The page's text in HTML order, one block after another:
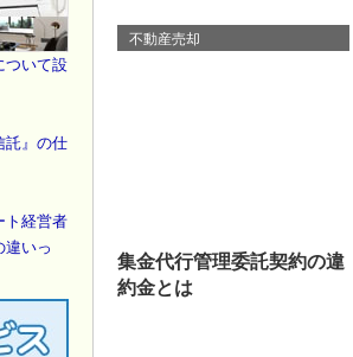
不動産売却
集金代行管理委託契約の違
約金とは
ついて設
託』の仕
ト経営者
違いっ